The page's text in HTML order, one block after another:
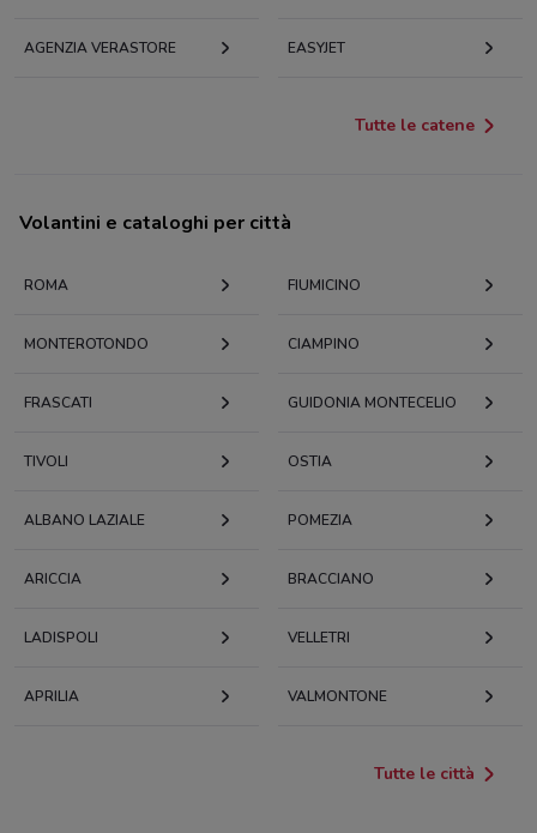
AGENZIA VERASTORE EASYJET
Tutte le catene
Volantini e cataloghi per città
ROMA FIUMICINO
MONTEROTONDO CIAMPINO
FRASCATI GUIDONIA MONTECELIO
TIVOLI OSTIA
ALBANO LAZIALE POMEZIA
ARICCIA BRACCIANO
LADISPOLI VELLETRI
APRILIA VALMONTONE
Tutte le città